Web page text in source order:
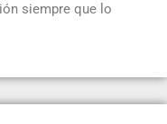
siempre que lo